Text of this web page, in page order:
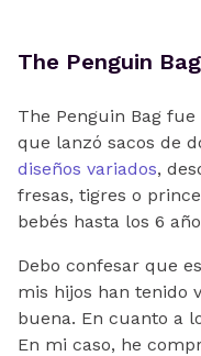
The Penguin Bag
The Penguin Bag
que lanzó sacos de
diseños variados,
fresas, tigres o
bebés hasta los 6
Debo confesar que
mis hijos han tenido
buena. En cuanto a
En mi caso, he